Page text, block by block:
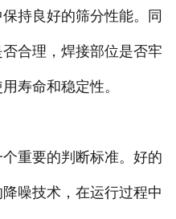
持良好的筛分性能。同
合理，焊接部位是否牢
寿命和稳定性。
重要的判断标准。好的
噪技术，在运行过程中